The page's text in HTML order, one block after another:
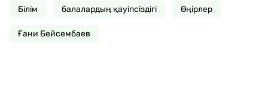
Білім балалардың қауіпсіздігі Өңірлер
Ғани Бейсембаев